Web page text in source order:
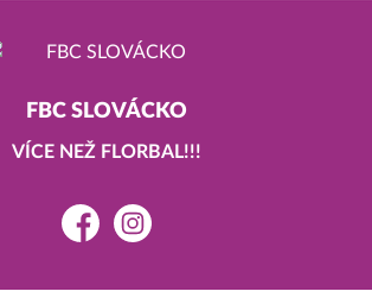
FBC SLOVÁCKO
VÍCE NEŽ FLORBAL!!!
FacebookInstagram